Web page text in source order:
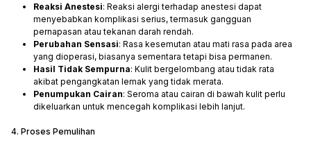
Reaksi Anestesi: Reaksi alergi terhadap anestesi dapat
menyebabkan komplikasi serius, termasuk gangguan
pernapasan atau tekanan darah rendah.
Perubahan Sensasi: Rasa kesemutan atau mati rasa pada area
yang dioperasi, biasanya sementara tetapi bisa permanen.
Hasil Tidak Sempurna: Kulit bergelombang atau tidak rata
akibat pengangkatan lemak yang tidak merata.
Penumpukan Cairan: Seroma atau cairan di bawah kulit perlu
dikeluarkan untuk mencegah komplikasi lebih lanjut.
4. Proses Pemulihan